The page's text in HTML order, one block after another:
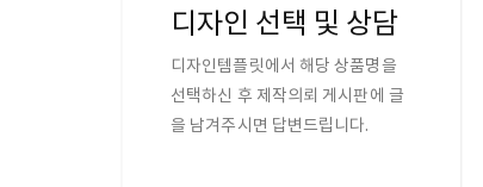
디자인 선택 및 상담
디자인템플릿에서 해당 상품명을
선택하신 후 제작의뢰 게시판에 글
을 남겨주시면 답변드립니다.